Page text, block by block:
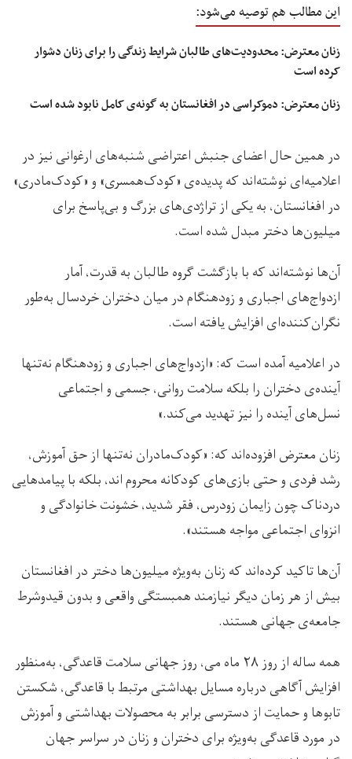
این مطالب هم توصیه می‌شود:
زنان معترض: محدودیت‌های طالبان شرایط زندگی را برای زنان دشوار
کرده است
زنان معترض: دموکراسی در افغانستان به گونه‌ی کامل نابود شده است
در همین حال اعضای جنبش اعتراضی شنبه‌های ارغوانی نیز در
اعلامیه‌ای نوشته‌اند که پدیده‌ی «کودک‌همسری» و «کودک‌مادری»
در افغانستان، به یکی از تراژدی‌های بزرگ و بی‌پاسخ برای
میلیون‌ها دختر مبدل شده است.
آن‌ها نوشته‌اند که با بازگشت گروه طالبان به قدرت، آمار
ازدواج‌های اجباری و زودهنگام در میان دختران خردسال به‌طور
نگران‌کننده‌ای افزایش یافته است.
در اعلامیه آمده است که: «ازدواج‌های اجباری و زودهنگام نه‌تنها
آینده‌ی دختران را بلکه سلامت روانی، جسمی و اجتماعی
نسل‌های آینده را نیز تهدید می‌کند.»
زنان معترض افزوده‌اند که: «کودک‌مادران نه‌تنها از حق آموزش،
رشد فردی و حتی بازی‌های کودکانه محروم‌ اند، بلکه با پیامدهایی
دردناک چون زایمان زود‌رس، فقر شدید، خشونت خانوادگی و
انزوای اجتماعی مواجه هستند».
آن‌ها تاکید کرده‌اند که زنان به‌ویژه میلیون‌ها دختر در افغانستان
بیش از هر زمان دیگر نیازمند همبستگی واقعی و بدون قیدوشرط
جامعه‌ی جهانی‌ هستند.
همه ساله از روز ۲۸ ماه می، روز جهانی سلامت قاعدگی، به‌منظور
افزایش آگاهی درباره مسایل بهداشتی مرتبط با قاعدگی، شکستن
تابوها و حمایت از دسترسی برابر به محصولات بهداشتی و آموزش
در مورد قاعدگی به‌ویژه برای دختران و زنان در سراسر جهان